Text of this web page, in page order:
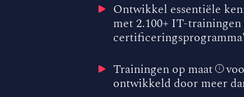
Ontwikkel essentiële
met 2.100+ IT-trainingen
Trainingen op maat
i
ontwikkeld door meer